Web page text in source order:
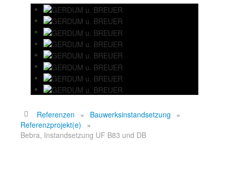
Partner
Leistungen
Brückenbau
Ingenieurbau
Bauwerksinstandsetzung
Schalungsbau
Bauverfahren
Freivorbau
Taktschiebeverfahren
Zertifizierungen
Referenzen » Bauwerksinstandsetzung
»
Referenzprojekt(e)
»
Bebra, Instandsetzung UF B83 und DB